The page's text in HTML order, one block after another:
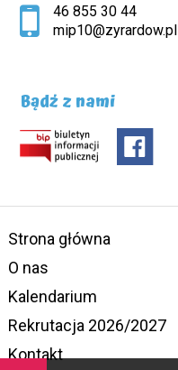
46 855 30 44
mip10@zyrardow.pl
Bądź z nami
Strona główna
O nas
Kalendarium
Rekrutacja 2026/2027
Kontakt